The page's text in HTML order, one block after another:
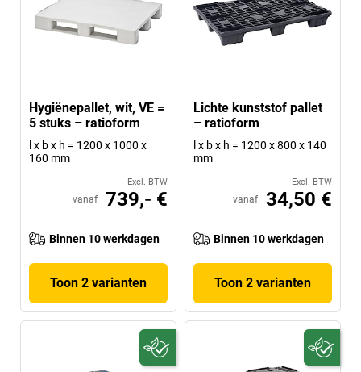
Hygiënepallet, wit, VE =
5 stuks – ratioform
l x b x h = 1200 x 1000 x
160 mm
Excl. BTW
vanaf 739,- €
Binnen 10 werkdagen
Toon 2 varianten
Lichte kunststof pallet
– ratioform
l x b x h = 1200 x 800 x 140
mm
Excl. BTW
vanaf 34,50 €
Binnen 10 werkdagen
Toon 2 varianten